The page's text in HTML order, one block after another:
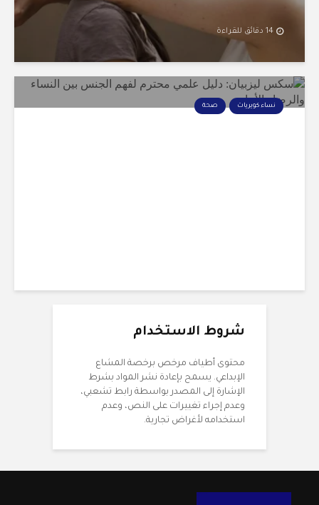
14 دقائق للقراءة
نساء كويريات صحة
شروط الاستخدام
محتوى أطياف مرخص برخصة المشاع
الإبداعي. يسمح بإعادة نشر المواد بشرط
الإشارة إلى المصدر بواسطة رابط تشعبي،
وعدم إجراء تغييرات على النص، وعدم
استخدامه لأغراض تجارية.